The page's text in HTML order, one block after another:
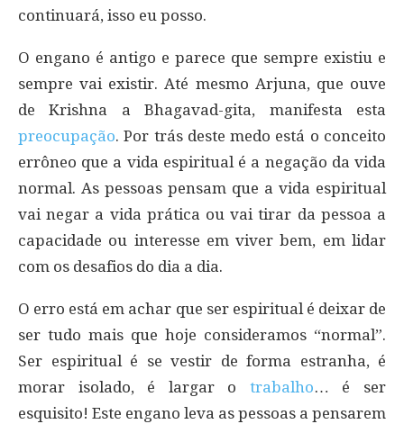
continuará, isso eu posso.
O engano é antigo e parece que sempre existiu e
sempre vai existir. Até mesmo Arjuna, que ouve
de Krishna a Bhagavad-gita, manifesta esta
preocupação. Por trás deste medo está o conceito
errôneo que a vida espiritual é a negação da vida
normal. As pessoas pensam que a vida espiritual
vai negar a vida prática ou vai tirar da pessoa a
capacidade ou interesse em viver bem, em lidar
com os desafios do dia a dia.
O erro está em achar que ser espiritual é deixar de
ser tudo mais que hoje consideramos “normal”.
Ser espiritual é se vestir de forma estranha, é
morar isolado, é largar o trabalho… é ser
esquisito! Este engano leva as pessoas a pensarem